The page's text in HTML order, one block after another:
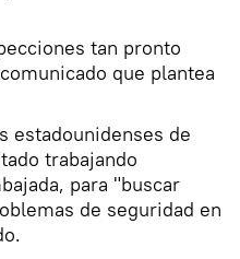
tan pronto
que plantea
estadounidenses de
trabajando
para "buscar
de seguridad en